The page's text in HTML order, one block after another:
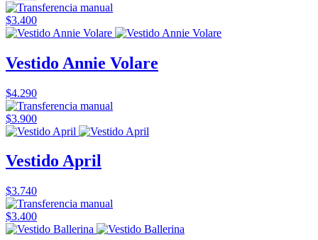
$3.400
Vestido Annie Volare
$4.290
$3.900
Vestido April
$3.740
$3.400